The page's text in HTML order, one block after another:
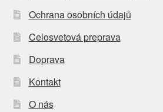
Ochrana osobních údajů
Celosvetová preprava
Doprava
Kontakt
O nás